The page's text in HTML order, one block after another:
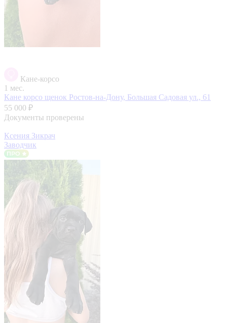
Кане-корсо
1 мес.
Кане корсо щенок Ростов-на-Дону, Большая Садовая ул., 61
55 000 ₽
Документы проверены
Ксения Зикрач
Заводчик